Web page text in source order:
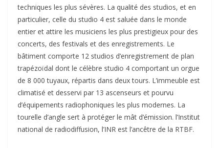
techniques les plus sévères. La qualité des studios, et en
particulier, celle du studio 4 est saluée dans le monde
entier et attire les musiciens les plus prestigieux pour des
concerts, des festivals et des enregistrements. Le
bâtiment comporte 12 studios d’enregistrement de plan
trapézoïdal dont le célèbre studio 4 comportant un orgue
de 8 000 tuyaux, répartis dans deux tours. L’immeuble est
climatisé et desservi par 13 ascenseurs et pourvu
d’équipements radiophoniques les plus modernes. La
tourelle d’angle sert à protéger le mât d’émission. l’Institut
national de radiodiffusion, l’INR est l’ancêtre de la RTBF.